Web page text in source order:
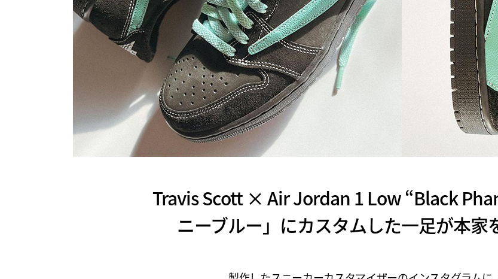
Travis Scott × Air Jordan 1 Low “Black
ニーブルー」にカスタムした一足が本家